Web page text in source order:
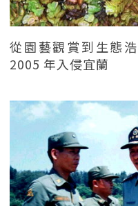
從園藝觀賞到生態
2005 年入侵宜蘭